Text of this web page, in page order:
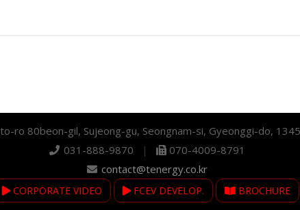
ro 80beon-gil, Sujeong-gu, Seongnam-si, Gyeonggi-do,
031-888-9870
|
070-4009-8791
contact@tenergy.co.kr
CORPORATE VIDEO FCEV DEVELOP. BROCHURE